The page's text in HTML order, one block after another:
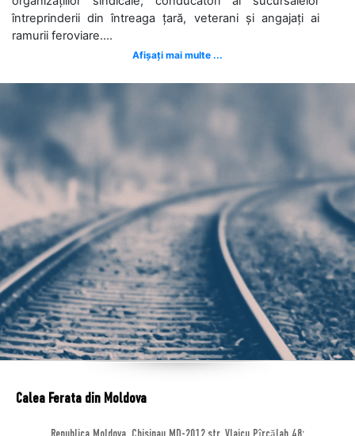
întreprinderii din întreaga țară, veterani și angajați ai
ramurii feroviare....
Afișați mai multe ...
Calea Ferata din Moldova